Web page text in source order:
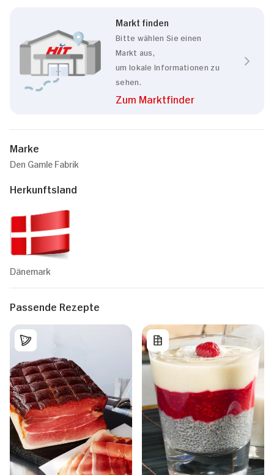
Markt finden
Bitte wählen Sie einen
Markt aus,
um lokale Informationen zu
sehen.
Zum Marktfinder
Marke
Den Gamle Fabrik
Herkunftsland
Dänemark
Passende Rezepte